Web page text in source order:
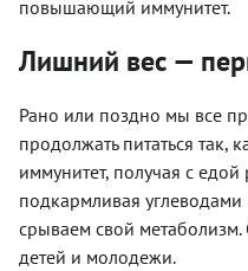
повышающий иммунитет.
Лишний вес —
Рано или поздно мы все
продолжать питаться так,
иммунитет, получая с
подкармливая
срываем свой
детей и молодежи.